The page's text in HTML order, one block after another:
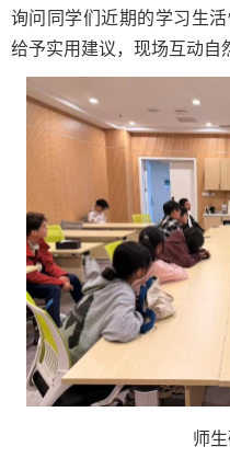
询问同学们近期的学习生
给予实用建议，现场互动自
师